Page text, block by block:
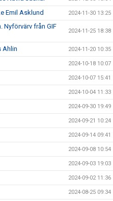
Emil Asklund 2024-11-30 13:25
Nyförvärv från GIF
2024-11-25 18:38
Ahlin 2024-11-20 10:35
2024-10-18 10:07
2024-10-07 15:41
2024-10-04 11:33
2024-09-30 19:49
2024-09-21 10:24
2024-09-14 09:41
2024-09-08 10:54
2024-09-03 19:03
2024-09-02 11:36
2024-08-25 09:34